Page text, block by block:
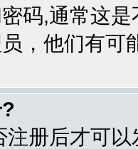
码,通常这
，他们有可
册后才可